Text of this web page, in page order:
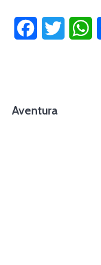
FacebookTwitter
Aventura